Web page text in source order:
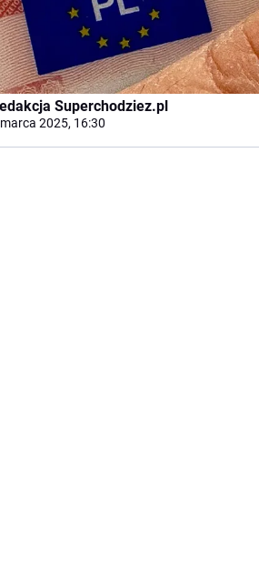
Superchodziez.pl
2025, 16:30